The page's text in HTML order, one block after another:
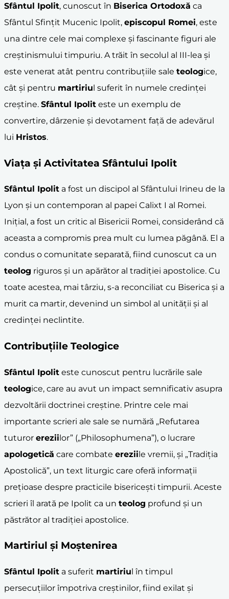
Sfântul Ipolit, cunoscut în Biserica Ortodoxă ca
Sfântul Sfințit Mucenic Ipolit, episcopul Romei, este
una dintre cele mai complexe și fascinante figuri ale
creștinismului timpuriu. A trăit în secolul al III-lea și
este venerat atât pentru contribuțiile sale teologice,
cât și pentru martiriul suferit în numele credinței
creștine. Sfântul Ipolit este un exemplu de
convertire, dârzenie și devotament față de adevărul
lui Hristos.
Viața și Activitatea Sfântului Ipolit
Sfântul Ipolit a fost un discipol al Sfântului Irineu de la
Lyon și un contemporan al papei Calixt I al Romei.
Inițial, a fost un critic al Bisericii Romei, considerând că
aceasta a compromis prea mult cu lumea păgână. El a
condus o comunitate separată, fiind cunoscut ca un
teolog riguros și un apărător al tradiției apostolice. Cu
toate acestea, mai târziu, s-a reconciliat cu Biserica și a
murit ca martir, devenind un simbol al unității și al
credinței neclintite.
Contribuțiile Teologice
Sfântul Ipolit este cunoscut pentru lucrările sale
teologice, care au avut un impact semnificativ asupra
dezvoltării doctrinei creștine. Printre cele mai
importante scrieri ale sale se numără „Refutarea
tuturor ereziilor” („Philosophumena”), o lucrare
apologetică care combate ereziile vremii, și „Tradiția
Apostolică”, un text liturgic care oferă informații
prețioase despre practicile bisericești timpurii. Aceste
scrieri îl arată pe Ipolit ca un teolog profund și un
păstrător al tradiției apostolice.
Martiriul și Moștenirea
Sfântul Ipolit a suferit martiriu l în timpul
persecuțiilor împotriva creștinilor, fiind exilat și